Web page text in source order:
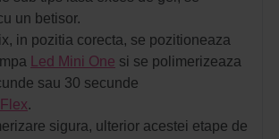
un betisor.
in pozitia corecta, se pozitioneaza
Led Mini One si se polimerizeaza
sau 30 secunde
.
sigura, ulterior acestei etape de